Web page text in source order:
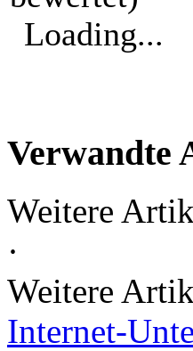
Loading...
Verwandte
Weitere
·
Weitere
Internet-